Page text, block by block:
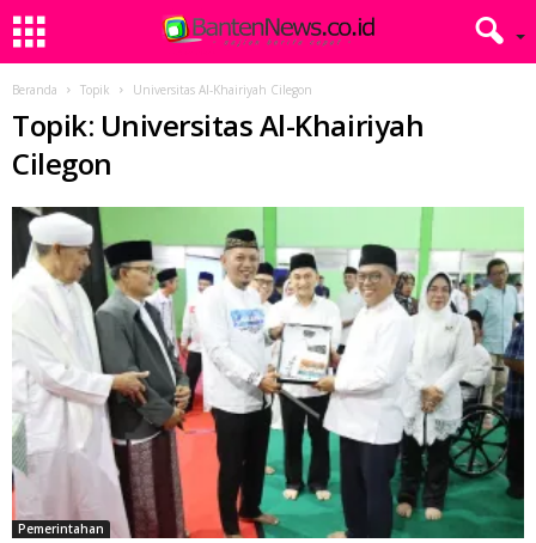
Beranda Topik Universitas Al-Khairiyah Cilegon
Topik: Universitas Al-Khairiyah
Cilegon
Pemerintahan